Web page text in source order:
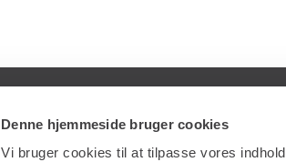
Denne hjemmeside bruger cookies
Vi bruger cookies til at tilpasse vores
SERVICES